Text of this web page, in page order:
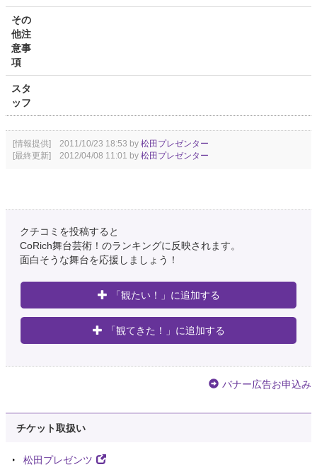
その
他注
意事
項
スタ
ッフ
[情報提供] 2011/10/23 18:53 by 松田プレゼンター
[最終更新] 2012/04/08 11:01 by 松田プレゼンター
クチコミを投稿すると
CoRich舞台芸術！のランキングに反映されます。
面白そうな舞台を応援しましょう！
「観たい！」に追加する
「観てきた！」に追加する
バナー広告お申込み
チケット取扱い
松田プレゼンツ